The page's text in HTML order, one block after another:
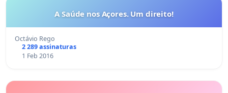
A Saúde nos Açores. Um direito!
Octávio Rego
2 289 assinaturas
1 Feb 2016